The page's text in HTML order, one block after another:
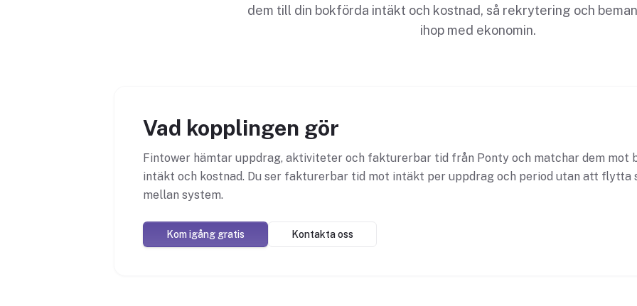
dem till din bokförda intäkt och kostnad, så rekrytering och
ihop med ekonomin.
Vad kopplingen gör
Fintower hämtar uppdrag, aktiviteter och fakturerbar tid från Ponty och matchar dem mot
intäkt och kostnad. Du ser fakturerbar tid mot intäkt per uppdrag och period utan att
mellan system.
Kom igång gratis Kontakta oss